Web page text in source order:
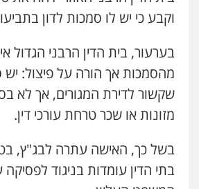
פלילי כלכלי צווארון לבן
אסירים אזרחי נדל"ן /
מנשה, אלמוג – עורכי
פלילי עבירות תנועה
עורכי דין לענייני אסירים
0546470989
עו"ד אסף דוק
פלילי עבירות מין סמים
חמורה חקירות ומעצרים
וקבע כי יש לו סמכות לדון
בערעור, בית הדין הרבני הגדול
מהסמכות אך הורה על פיצול: יש
שקשור לדירת המגורים, אך לא
מזונות או שכר טרחת עורכי דין.
בשל כך, האישה עתרה לבג"ץ,
בתי הדין עומדות בניגוד